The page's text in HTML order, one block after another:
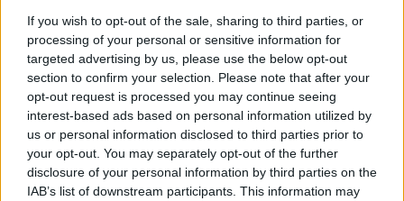
If you wish to opt-out of the sale, sharing to third parties, or
processing of your personal or sensitive information for
targeted advertising by us, please use the below opt-out
section to confirm your selection. Please note that after your
opt-out request is processed you may continue seeing
interest-based ads based on personal information utilized by
us or personal information disclosed to third parties prior to
your opt-out. You may separately opt-out of the further
disclosure of your personal information by third parties on the
IAB’s list of downstream participants. This information may
Jön még kép!